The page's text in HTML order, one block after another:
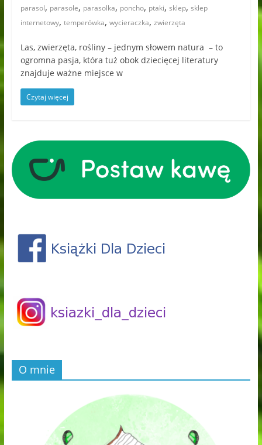
parasol, parasole, parasolka, poncho, ptaki, sklep, sklep
internetowy, temperówka, wycieraczka, zwierzęta
Las, zwierzęta, rośliny – jednym słowem natura – to
ogromna pasja, która tuż obok dziecięcej literatury
znajduje ważne miejsce w
Czytaj więcej
O mnie